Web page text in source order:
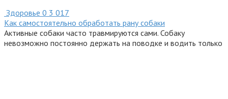
Здоровье 0 3 017
Как самостоятельно обработать рану собаки
Активные собаки часто травмируются сами. Собаку
невозможно постоянно держать на поводке и водить только